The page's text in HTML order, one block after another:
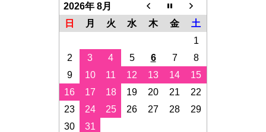
2026年 8月
日
月 火 水 木 金
土
1
2
3 4 5 6 7
8
9
10 11 12 13 14
15
16
17 18 19 20 21
22
23
24 25 26 27 28
29
30
31